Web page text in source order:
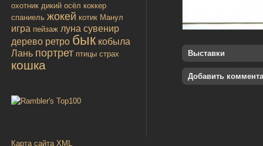
охотник дикий осёл коккер
спаниель жокей котик Манул
игра пейзаж луна сувенир
дерево ретро бык кобыла
Лань портрет птицы страх
кошка
Карта сайта XML
Выставки
Добавить